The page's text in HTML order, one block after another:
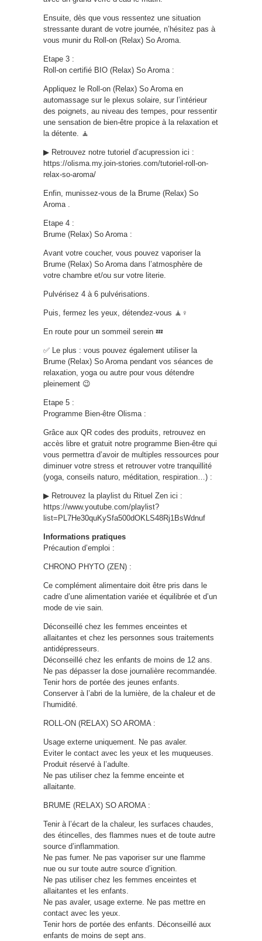
Ensuite, dès que vous ressentez une situation
stressante durant de votre journée, n’hésitez pas à
vous munir du Roll-on (Relax) So Aroma.
Etape 3 :
Roll-on certifié BIO (Relax) So Aroma :
Appliquez le Roll-on (Relax) So Aroma en
automassage sur le plexus solaire, sur l’intérieur
des poignets, au niveau des tempes, pour ressentir
une sensation de bien-être propice à la relaxation et
la détente. 🧘
▶ Retrouvez notre tutoriel d’acupression ici :
https://olisma.my.join-stories.com/tutoriel-roll-on-
relax-so-aroma/
Enfin, munissez-vous de la Brume (Relax) So
Aroma .
Etape 4 :
Brume (Relax) So Aroma :
Avant votre coucher, vous pouvez vaporiser la
Brume (Relax) So Aroma dans l’atmosphère de
votre chambre et/ou sur votre literie.
Pulvérisez 4 à 6 pulvérisations.
Puis, fermez les yeux, détendez-vous 🧘♀️
En route pour un sommeil serein 💤
✅ Le plus : vous pouvez également utiliser la
Brume (Relax) So Aroma pendant vos séances de
relaxation, yoga ou autre pour vous détendre
pleinement 😉
Etape 5 :
Programme Bien-être Olisma :
Grâce aux QR codes des produits, retrouvez en
accès libre et gratuit notre programme Bien-être qui
vous permettra d’avoir de multiples ressources pour
diminuer votre stress et retrouver votre tranquillité
(yoga, conseils naturo, méditation, respiration…) :
▶ Retrouvez la playlist du Rituel Zen ici :
https://www.youtube.com/playlist?
list=PL7He30quKySfa500dOKLS48Rj1BsWdnuf
Informations pratiques
Précaution d’emploi :
CHRONO PHYTO (ZEN) :
Ce complément alimentaire doit être pris dans le
cadre d’une alimentation variée et équilibrée et d’un
mode de vie sain.
Déconseillé chez les femmes enceintes et
allaitantes et chez les personnes sous traitements
antidépresseurs.
Déconseillé chez les enfants de moins de 12 ans.
Ne pas dépasser la dose journalière recommandée.
Tenir hors de portée des jeunes enfants.
Conserver à l’abri de la lumière, de la chaleur et de
l’humidité.
ROLL-ON (RELAX) SO AROMA :
Usage externe uniquement. Ne pas avaler.
Eviter le contact avec les yeux et les muqueuses.
Produit réservé à l’adulte.
Ne pas utiliser chez la femme enceinte et
allaitante.
BRUME (RELAX) SO AROMA :
Tenir à l’écart de la chaleur, les surfaces chaudes,
des étincelles, des flammes nues et de toute autre
source d’inflammation.
Ne pas fumer. Ne pas vaporiser sur une flamme
nue ou sur toute autre source d’ignition.
Ne pas utiliser chez les femmes enceintes et
allaitantes et les enfants.
Ne pas avaler, usage externe. Ne pas mettre en
contact avec les yeux.
Tenir hors de portée des enfants. Déconseillé aux
enfants de moins de sept ans.